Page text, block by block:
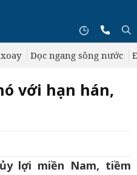
Dọc ngang sông nước
với hạn hán,
lợi miền Nam, tiềm